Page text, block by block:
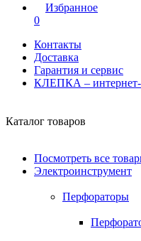
Избранное
0
Контакты
Доставка
Гарантия и сервис
КЛЕПКА – интернет-
Каталог товаров
Посмотреть все
Электроинструмент
Перфораторы